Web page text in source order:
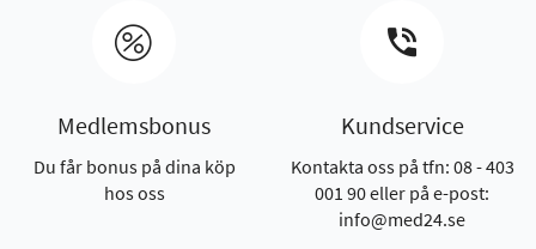
Medlemsbonus
Du får bonus på dina köp
hos oss
Kundservice
Kontakta oss på tfn: 08 - 403
001 90 eller på e-post:
info@med24.se